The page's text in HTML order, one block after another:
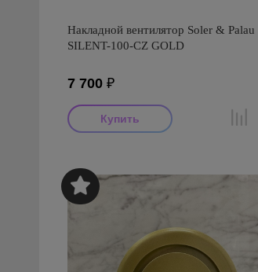
Накладной вентилятор Soler & Palau
SILENT-100-CZ GOLD
7 700 ₽